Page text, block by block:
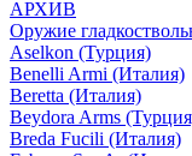
АРХИВ
Оружие
Aselkon (Турция)
Benelli Armi (Италия)
Beretta (Италия)
Beydora Arms
Breda Fucili (Италия)